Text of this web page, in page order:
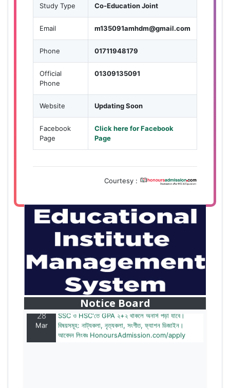
Study Type Co-Education Joint
Email m135091amhdm@gmail.com
Phone 01711948179
Official
Phone
01309135091
Website Updating Soon
Facebook
Page
Click here for Facebook
Page
Courtesy :
Notice Board
বাজেটের মধ্যে প্রাইভেট ইউনিভার্সিটিতে অনার্স পড়ার সুযোগ।
২০টির অধিক বিষয়, ৪ বছরে মোট খরচ ২ লক্ষ থেকে ৫ লক্ষ টাকা।
আবেদন লিংকঃ HonoursAdmission.com/apply
28
Mar
SSC ও HSC'তে GPA ২+২ থাকলে অনার্স পড়া যাবে।
বিষয়সমূহ: নাট্যকলা, নৃত্যকলা, সংগীত, ফ্যাশন ডিজাইন।
আবেদন লিংকঃ HonoursAdmission.com/apply